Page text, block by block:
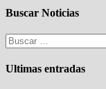
Buscar Noticias
Buscar:
Ultimas entradas